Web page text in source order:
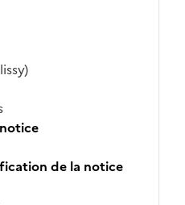
de la notice